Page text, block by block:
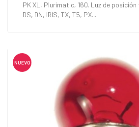
PK XL, Plurimatic, 160. Luz de
DS, DN, IRIS, TX, T5, PX...
NUEVO